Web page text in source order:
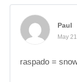
Paul
May
raspado =